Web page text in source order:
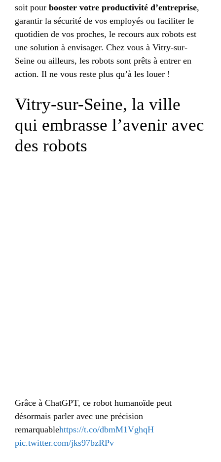
soit pour booster votre productivité d’entreprise,
garantir la sécurité de vos employés ou faciliter le
quotidien de vos proches, le recours aux robots est
une solution à envisager. Chez vous à Vitry-sur-
Seine ou ailleurs, les robots sont prêts à entrer en
action. Il ne vous reste plus qu’à les louer !
Vitry-sur-Seine, la ville
qui embrasse l’avenir avec
des robots
Grâce à ChatGPT, ce robot humanoïde peut
désormais parler avec une précision
remarquablehttps://t.co/dbmM1VghqH
pic.twitter.com/jks97bzRPv